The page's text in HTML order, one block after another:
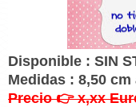
Disponible : SIN
Medidas : 8,50
Precio 👉 x,xx